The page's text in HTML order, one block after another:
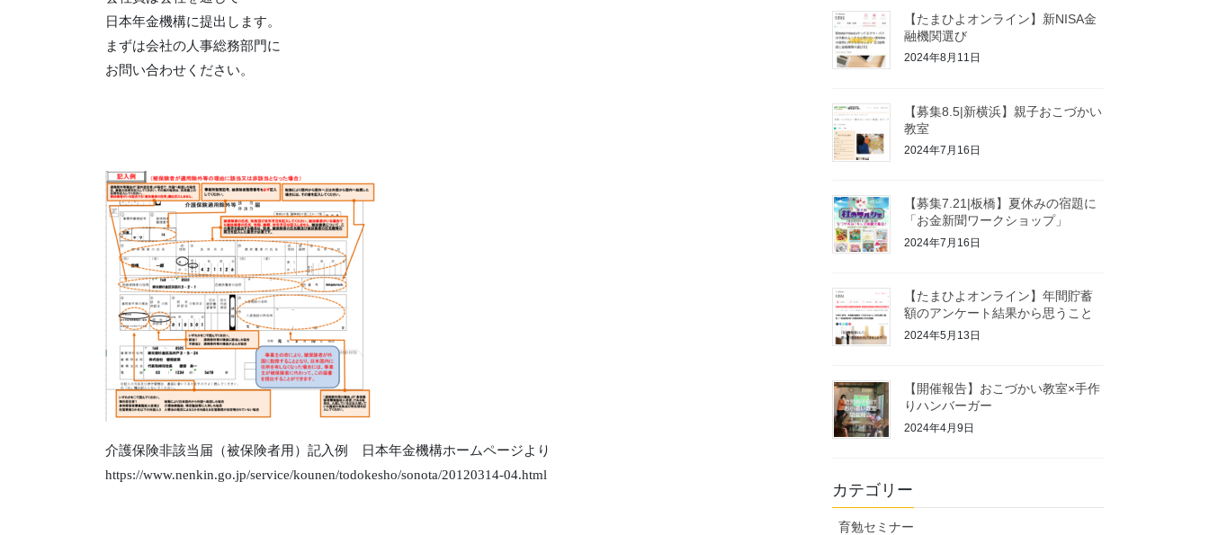
日本年金機構に提出します。
まずは会社の人事総務部門に
お問い合わせください。
介護保険非該当届（被保険者用）記入例 日本年金機構ホームページより
https://www.nenkin.go.jp/service/kounen/todokesho/sonota/20120314-04.html
【たまひよオンライン】新NISA金
融機関選び
2024年8月11日
【募集8.5|新横浜】親子おこづかい
教室
2024年7月16日
【募集7.21|板橋】夏休みの宿題に
「お金新聞ワークショップ」
2024年7月16日
【たまひよオンライン】年間貯蓄
額のアンケート結果から思うこと
2024年5月13日
【開催報告】おこづかい教室×手作
りハンバーガー
2024年4月9日
カテゴリー
育勉セミナー